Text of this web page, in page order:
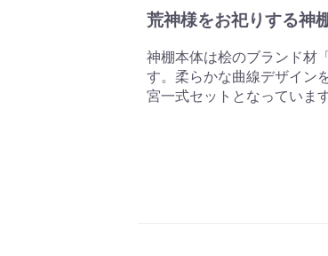
荒神様をお祀りする神
神棚本体は桧のブランド材
す。柔らかな曲線デザイン
宮一式セットとなっています